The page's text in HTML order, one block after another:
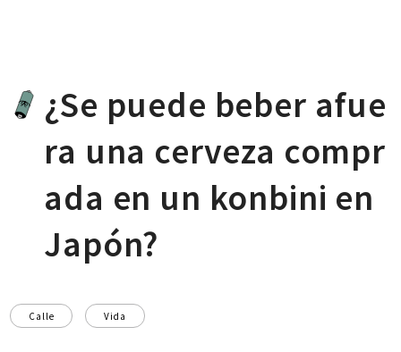
¿Se puede beber afue
ra una cerveza compr
ada en un konbini en
Japón?
Calle Vida